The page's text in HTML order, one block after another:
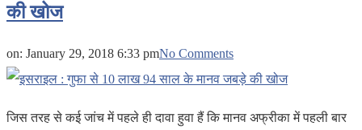
की खोज
on: January 29, 2018 6:33 pmNo Comments
जिस तरह से कई जांच में पहले ही दावा हुवा हैं कि मानव अफ्रीका में पहली बार